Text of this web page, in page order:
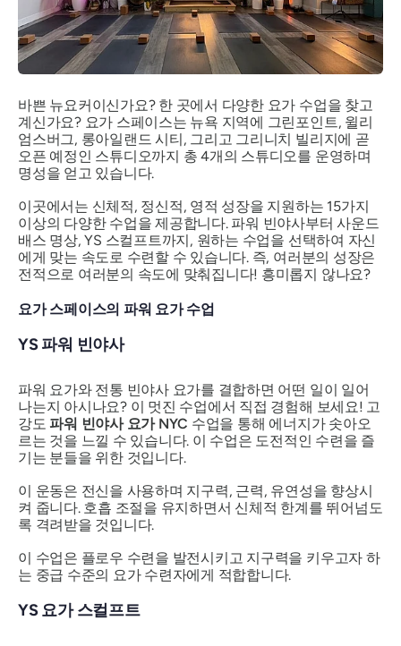
바쁜 뉴요커이신가요? 한 곳에서 다양한 요가 수업을 찾고
계신가요? 요가 스페이스는 뉴욕 지역에 그린포인트, 윌리
엄스버그, 롱아일랜드 시티, 그리고 그리니치 빌리지에 곧
오픈 예정인 스튜디오까지 총 4개의 스튜디오를 운영하며
명성을 얻고 있습니다.
이곳에서는 신체적, 정신적, 영적 성장을 지원하는 15가지
이상의 다양한 수업을 제공합니다. 파워 빈야사부터 사운드
배스 명상, YS 스컬프트까지, 원하는 수업을 선택하여 자신
에게 맞는 속도로 수련할 수 있습니다. 즉, 여러분의 성장은
전적으로 여러분의 속도에 맞춰집니다! 흥미롭지 않나요?
요가 스페이스의 파워 요가 수업
YS 파워 빈야사
파워 요가와 전통 빈야사 요가를 결합하면 어떤 일이 일어
나는지 아시나요? 이 멋진 수업에서 직접 경험해 보세요! 고
강도파워 빈야사 요가 NYC 수업을 통해 에너지가 솟아오
르는 것을 느낄 수 있습니다. 이 수업은 도전적인 수련을 즐
기는 분들을 위한 것입니다.
이 운동은 전신을 사용하며 지구력, 근력, 유연성을 향상시
켜 줍니다. 호흡 조절을 유지하면서 신체적 한계를 뛰어넘도
록 격려받을 것입니다.
이 수업은 플로우 수련을 발전시키고 지구력을 키우고자 하
는 중급 수준의 요가 수련자에게 적합합니다.
YS 요가 스컬프트